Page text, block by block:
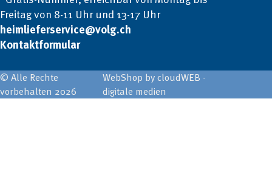
Freitag von 8-11 Uhr und 13-17 Uhr
heimlieferservice@volg.ch
Kontaktformular
© Alle Rechte
vorbehalten 2026
WebShop by cloudWEB -
digitale medien